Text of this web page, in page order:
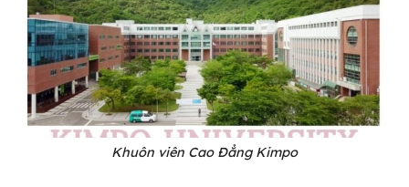
Khuôn viên Cao Đẳng Kimpo